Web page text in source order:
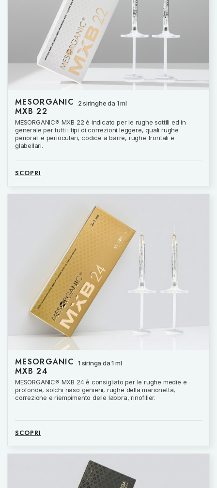
MESORGANIC
MXB 22
2 siringhe da 1 ml
MESORGANIC® MXB 22 è indicato per le rughe sottili ed in
generale per tutti i tipi di correzioni leggere, quali rughe
periorali e perioculari, codice a barre, rughe frontali e
glabellari.
SCOPRI
MESORGANIC
MXB 24
1 siringa da 1 ml
MESORGANIC® MXB 24 è consigliato per le rughe medie e
profonde, solchi naso genieni, rughe della marionetta,
correzione e riempimento delle labbra, rinofiller.
SCOPRI